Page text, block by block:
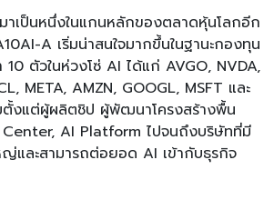
าเป็นหนึ่งในแกนหลักของตลาดหุ้นโลกอีก
A เริ่มน่าสนใจมากขึ้นในฐานะกองทุน
ตัวในห่วงโซ่ AI ได้แก่ AVGO, NVDA,
META, AMZN, GOOGL, MSFT และ
ตั้งแต่ผู้ผลิตชิป ผู้พัฒนาโครงสร้างพื้น
AI Platform ไปจนถึงบริษัทที่มี
ญ่และสามารถต่อยอด AI เข้ากับธุรกิจ